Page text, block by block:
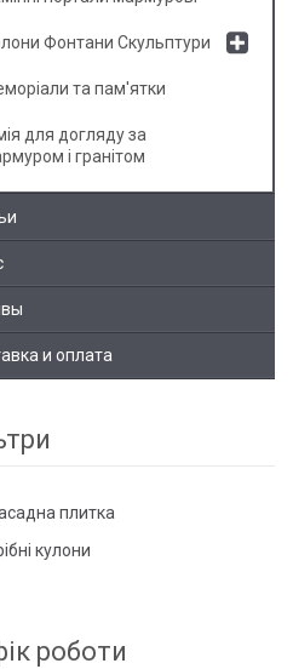
Фонтани Скульптури
та пам'ятки
для догляду за
і гранітом
и оплата
плитка
кулони
роботи